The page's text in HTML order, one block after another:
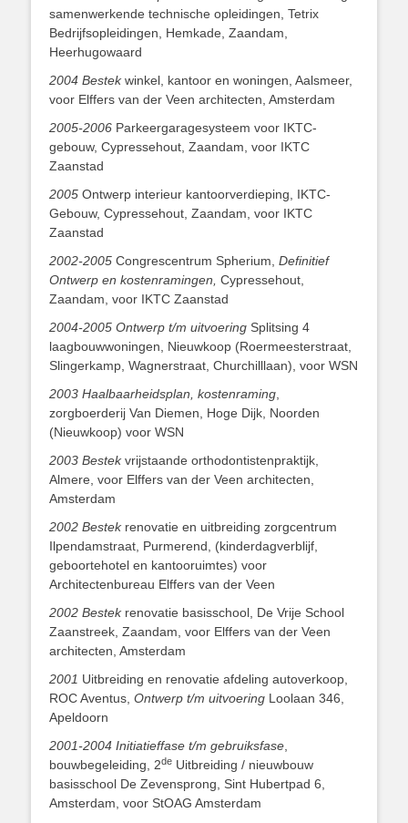
samenwerkende technische opleidingen, Tetrix
Bedrijfsopleidingen, Hemkade, Zaandam,
Heerhugowaard
2004 Bestekwinkel, kantoor en woningen, Aalsmeer,
voor Elffers van der Veen architecten, Amsterdam
2005-2006 Parkeergaragesysteem voor IKTC-
gebouw, Cypressehout, Zaandam, voor IKTC
Zaanstad
2005 Ontwerp interieur kantoorverdieping, IKTC-
Gebouw, Cypressehout, Zaandam, voor IKTC
Zaanstad
2002-2005 Congrescentrum Spherium, Definitief
Ontwerp en kostenramingen, Cypressehout,
Zaandam, voor IKTC Zaanstad
2004-2005 Ontwerp t/m uitvoering Splitsing 4
laagbouwwoningen, Nieuwkoop (Roermeesterstraat,
Slingerkamp, Wagnerstraat, Churchilllaan), voor WSN
2003 Haalbaarheidsplan, kostenraming,
zorgboerderij Van Diemen, Hoge Dijk, Noorden
(Nieuwkoop) voor WSN
2003 Bestekvrijstaande orthodontistenpraktijk,
Almere, voor Elffers van der Veen architecten,
Amsterdam
2002 Bestekrenovatie en uitbreiding zorgcentrum
Ilpendamstraat, Purmerend, (kinderdagverblijf,
geboortehotel en kantooruimtes) voor
Architectenbureau Elffers van der Veen
2002 Bestekrenovatie basisschool, De Vrije School
Zaanstreek, Zaandam, voor Elffers van der Veen
architecten, Amsterdam
2001 Uitbreiding en renovatie afdeling autoverkoop,
ROC Aventus, Ontwerp t/m uitvoering Loolaan 346,
Apeldoorn
2001-2004 Initiatieffase t/m gebruiksfase,
bouwbegeleiding, 2de Uitbreiding / nieuwbouw
basisschool De Zevensprong, Sint Hubertpad 6,
Amsterdam, voor StOAG Amsterdam